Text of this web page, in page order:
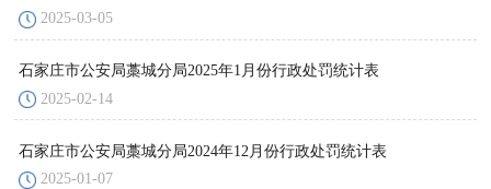
2025-03-05
石家庄市公安局藁城分局2025年1月份行政处罚统计表
2025-02-14
石家庄市公安局藁城分局2024年12月份行政处罚统计表
2025-01-07